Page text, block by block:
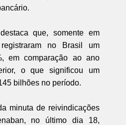
que, somente em
no Brasil um
em comparação ao ano
o que significou um
bilhões no período.
minuta de reivindicações
no último dia 18,